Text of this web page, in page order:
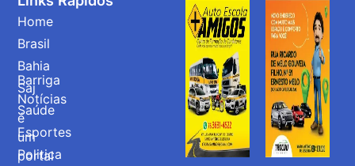
Barriga
Notícias
é
um
portal
Home
Brasil
Bahia
Saj
Saúde
Esportes
Politica